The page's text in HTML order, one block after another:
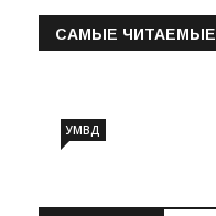
САМЫЕ ЧИТАЕМЫЕ
УМВД